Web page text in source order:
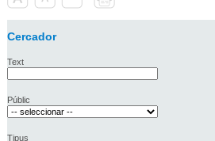
Cercador
Text
Públic
Tipus